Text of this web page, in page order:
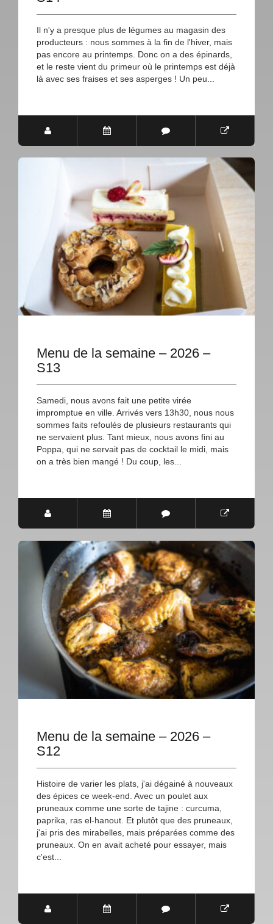
Il n'y a presque plus de légumes au magasin des
producteurs : nous sommes à la fin de l'hiver, mais
pas encore au printemps. Donc on a des épinards,
et le reste vient du primeur où le printemps est déjà
là avec ses fraises et ses asperges ! Un peu...
Menu de la semaine – 2026 –
S13
Samedi, nous avons fait une petite virée
impromptue en ville. Arrivés vers 13h30, nous nous
sommes faits refoulés de plusieurs restaurants qui
ne servaient plus. Tant mieux, nous avons fini au
Poppa, qui ne servait pas de cocktail le midi, mais
on a très bien mangé ! Du coup, les...
Menu de la semaine – 2026 –
S12
Histoire de varier les plats, j'ai dégainé à nouveaux
des épices ce week-end. Avec un poulet aux
pruneaux comme une sorte de tajine : curcuma,
paprika, ras el-hanout. Et plutôt que des pruneaux,
j'ai pris des mirabelles, mais préparées comme des
pruneaux. On en avait acheté pour essayer, mais
c'est...